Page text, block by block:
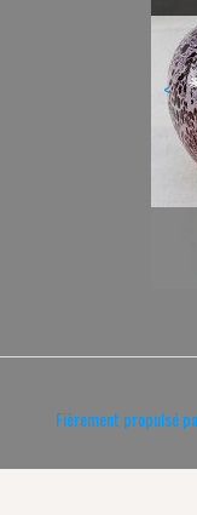
<
Fièrement propulsé